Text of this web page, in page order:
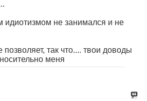
идиотизмом не занимался и не
так что.... твои доводы
меня